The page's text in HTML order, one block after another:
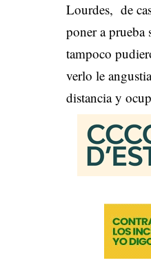
Lourdes, de
poner a prueba
tampoco
verlo le
distancia y